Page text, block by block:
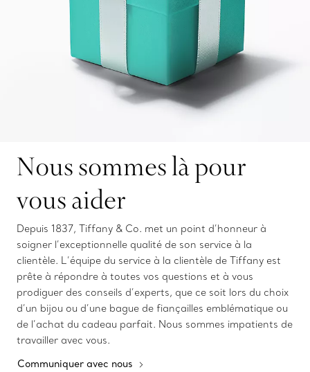
Nous sommes là pour
vous aider
Depuis 1837, Tiffany & Co. met un point d’honneur à
soigner l’exceptionnelle qualité de son service à la
clientèle. L’équipe du service à la clientèle de Tiffany est
prête à répondre à toutes vos questions et à vous
prodiguer des conseils d’experts, que ce soit lors du choix
d’un bijou ou d’une bague de fiançailles emblématique ou
de l’achat du cadeau parfait. Nous sommes impatients de
travailler avec vous.
Communiquer avec nous